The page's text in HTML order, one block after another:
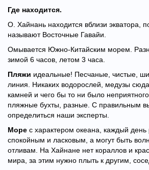
Где находится.
О. Хайнань находится вблизи экватора,
называют Восточные Гавайи.
Омывается Южно-Китайским морем.
зимой 6 часов, летом 3 часа.
Пляжи идеальные! Песчаные, чистые,
линия. Никаких водорослей, медузы
камней и чего бы то ни было
пляжные бухты, разные. С правильным
определиться наши эксперты.
Море с характером океана, каждый
спокойным и ласковым, а могут быть
отливам. На Хайнане нет кораллов и
мира, за этим нужно плыть к другим,